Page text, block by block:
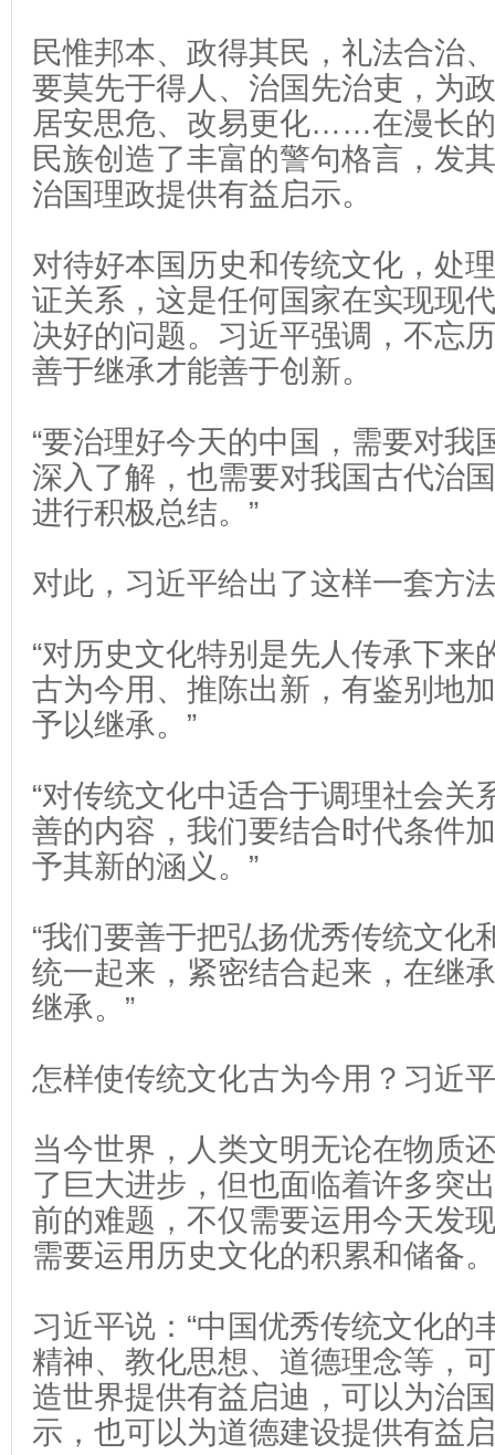
民惟邦本、政得其民，礼法合治
要莫先于得人、治国先治吏，为
居安思危、改易更化……在漫长
民族创造了丰富的警句格言，发
治国理政提供有益启示。
对待好本国历史和传统文化，处
证关系，这是任何国家在实现现
决好的问题。习近平强调，不忘
善于继承才能善于创新。
“要治理好今天的中国，需要对我
深入了解，也需要对我国古代治
进行积极总结。”
对此，习近平给出了这样一套方
“对历史文化特别是先人传承下来
古为今用、推陈出新，有鉴别地
予以继承。”
“对传统文化中适合于调理社会关
善的内容，我们要结合时代条件
予其新的涵义。”
“我们要善于把弘扬优秀传统文化
统一起来，紧密结合起来，在继
继承。”
怎样使传统文化古为今用？习近
当今世界，人类文明无论在物质
了巨大进步，但也面临着许多突
前的难题，不仅需要运用今天发
需要运用历史文化的积累和储备。
习近平说：“中国优秀传统文化的
精神、教化思想、道德理念等，
造世界提供有益启迪，可以为治
示，也可以为道德建设提供有益